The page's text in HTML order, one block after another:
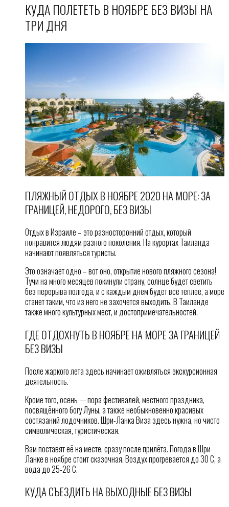
КУДА ПОЛЕТЕТЬ В НОЯБРЕ БЕЗ ВИЗЫ НА
ТРИ ДНЯ
ПЛЯЖНЫЙ ОТДЫХ В НОЯБРЕ 2020 НА МОРЕ: ЗА
ГРАНИЦЕЙ, НЕДОРОГО, БЕЗ ВИЗЫ
Отдых в Израиле – это разносторонний отдых, который
понравится людям разного поколения. На курортах Таиланда
начинают появляться туристы.
Это означает одно – вот оно, открытие нового пляжного сезона!
Тучи на много месяцев покинули страну, солнце будет светить
без перерыва полгода, и с каждым днем будет всё теплее, а море
станет таким, что из него не захочется выходить. В Таиланде
также много культурных мест, и достопримечательностей.
ГДЕ ОТДОХНУТЬ В НОЯБРЕ НА МОРЕ ЗА ГРАНИЦЕЙ
БЕЗ ВИЗЫ
После жаркого лета здесь начинает оживляться экскурсионная
деятельность.
Кроме того, осень — пора фестивалей, местного праздника,
посвящённого богу Луны, а также необыкновенно красивых
состязаний лодочников. Шри-Ланка Виза здесь нужна, но чисто
символическая, туристическая.
Вам поставят её на месте, сразу после прилёта. Погода в Шри-
Ланке в ноябре стоит сказочная. Воздух прогревается до 30 С, а
вода до 25-26 С.
КУДА СЪЕЗДИТЬ НА ВЫХОДНЫЕ БЕЗ ВИЗЫ